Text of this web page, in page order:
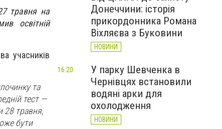
травня на
освітній
учасників
та
тест —
28 травня,
бути
Донеччини: історія
прикордонника Романа
Віхляєва з Буковини
НОВИНИ
У парку Шевченка в
Чернівцях встановили
водяні арки для
охолодження
НОВИНИ
16:20